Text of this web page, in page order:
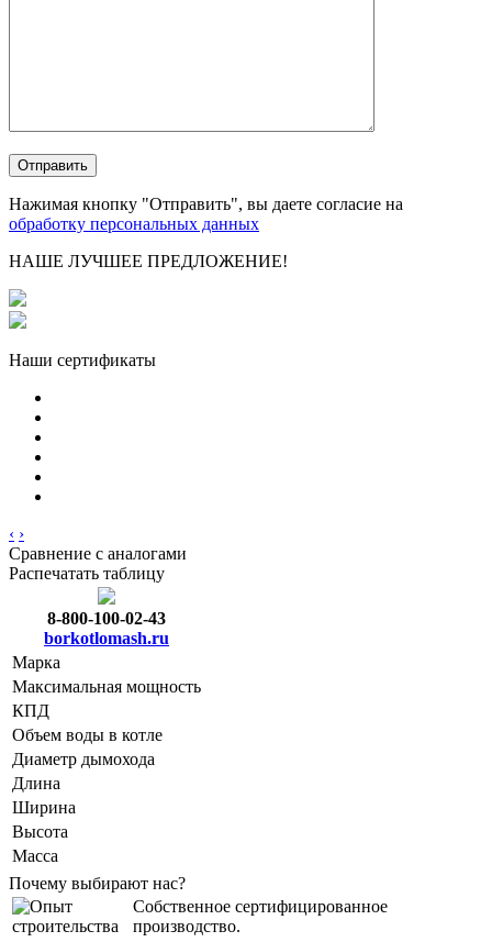
Нажимая кнопку "Отправить", вы даете согласие на
обработку персональных данных
НАШЕ ЛУЧШЕЕ ПРЕДЛОЖЕНИЕ!
Наши сертификаты
‹ ›
Сравнение с аналогами
Распечатать таблицу
8-800-100-02-43
borkotlomash.ru
Марка
Максимальная мощность
КПД
Объем воды в котле
Диаметр дымохода
Длина
Ширина
Высота
Масса
Почему выбирают нас?
Собственное сертифицированное
производство.